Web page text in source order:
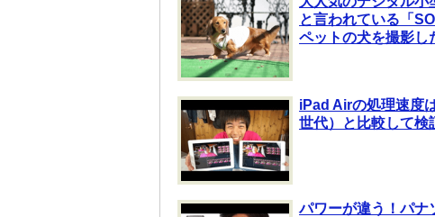
と言われている「
ペットの犬を撮影し
iPad Airの処理速度
世代）と比較して検
パワーが違う！パナ